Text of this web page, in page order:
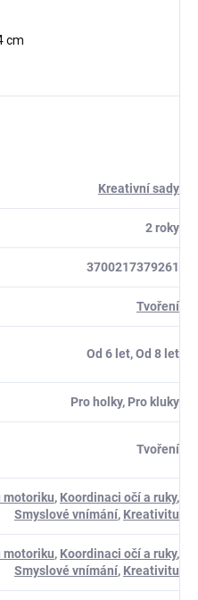
cm
Kreativní sady
2 roky
3700217379261
Tvoření
Od 6 let, Od 8 let
Pro holky, Pro kluky
Tvoření
motoriku, Koordinaci očí a ruky,
Smyslové vnímání, Kreativitu
motoriku, Koordinaci očí a ruky,
Smyslové vnímání, Kreativitu